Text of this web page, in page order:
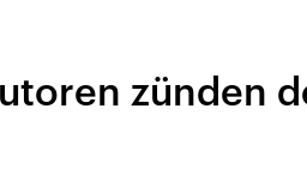
Iran
zünden